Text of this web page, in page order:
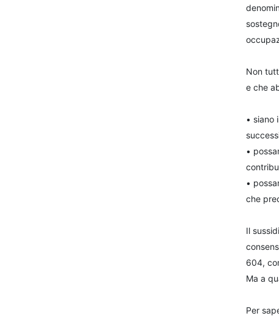
Non
e che
• siano
•
•
che
Il
604,
Ma a
Per